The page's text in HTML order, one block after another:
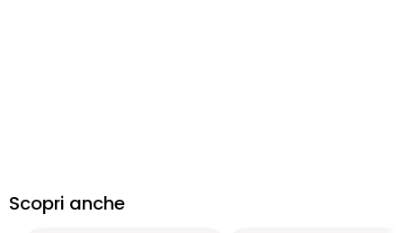
Scopri anche